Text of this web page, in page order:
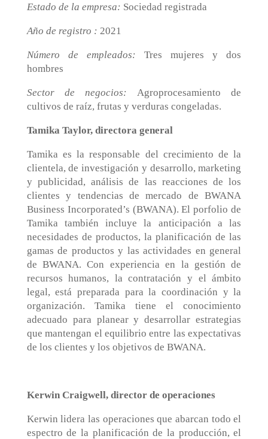
Estado de la empresa: Sociedad registrada
Año de registro : 2021
Número de empleados: Tres mujeres y dos
hombres
Sector de negocios: Agroprocesamiento de
cultivos de raíz, frutas y verduras congeladas.
Tamika Taylor, directora general
Tamika es la responsable del crecimiento de la
clientela, de investigación y desarrollo, marketing
y publicidad, análisis de las reacciones de los
clientes y tendencias de mercado de BWANA
Business Incorporated’s (BWANA). El porfolio de
Tamika también incluye la anticipación a las
necesidades de productos, la planificación de las
gamas de productos y las actividades en general
de BWANA. Con experiencia en la gestión de
recursos humanos, la contratación y el ámbito
legal, está preparada para la coordinación y la
organización. Tamika tiene el conocimiento
adecuado para planear y desarrollar estrategias
que mantengan el equilibrio entre las expectativas
de los clientes y los objetivos de BWANA.
Kerwin Craigwell, director de operaciones
Kerwin lidera las operaciones que abarcan todo el
espectro de la planificación de la producción, el